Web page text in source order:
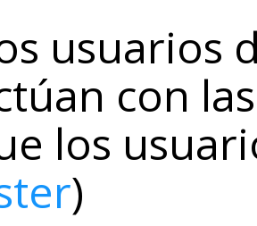
usuarios
con
los
)